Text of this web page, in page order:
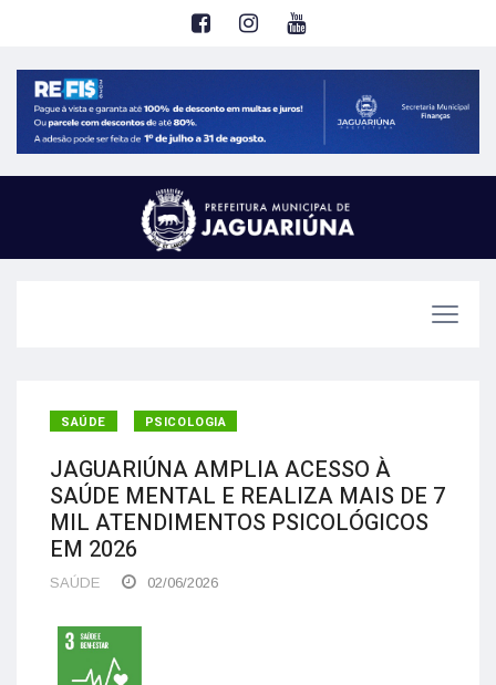
SAÚDE PSICOLOGIA
JAGUARIÚNA AMPLIA ACESSO À
SAÚDE MENTAL E REALIZA MAIS DE 7
MIL ATENDIMENTOS PSICOLÓGICOS
EM 2026
SAÚDE 02/06/2026